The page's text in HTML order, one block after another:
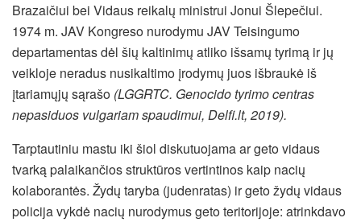
Brazaičiui bei Vidaus reikalų ministrui Jonui Šlepečiui.
1974 m. JAV Kongreso nurodymu JAV Teisingumo
departamentas dėl šių kaltinimų atliko išsamų tyrimą ir jų
veikloje neradus nusikaltimo įrodymų juos išbraukė iš
įtariamųjų sąrašo (LGGRTC. Genocido tyrimo centras
nepasiduos vulgariam spaudimui, Delfi.lt, 2019).
Tarptautiniu mastu iki šiol diskutuojama ar geto vidaus
tvarką palaikančios struktūros vertintinos kaip nacių
kolaborantės. Žydų taryba (judenratas) ir geto žydų vidaus
policija vykdė nacių nurodymus geto teritorijoje: atrinkdavo